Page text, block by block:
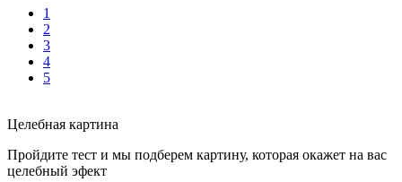
1
2
3
4
5
Целебная картина
Пройдите тест и мы подберем картину, которая окажет на вас
целебный эфект